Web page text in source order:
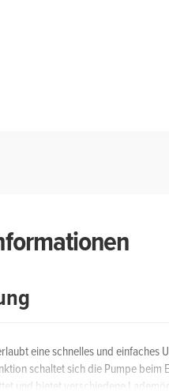
eine schnelles und
schaltet sich die Pumpe beim
und bietet verschiedene